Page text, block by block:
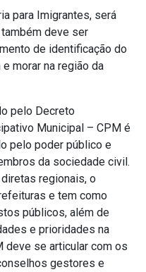
para Imigrantes, será
deve ser
de identificação do
morar na região da
pelo Decreto
Municipal – CPM é
pelo poder público e
da sociedade civil.
regionais, o
e tem como
públicos, além de
e prioridades na
deve se articular com os
gestores e